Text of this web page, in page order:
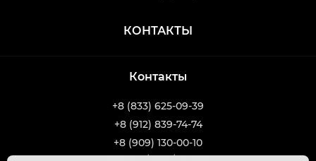
КОНТАКТЫ
Контакты
+8 (833) 625-09-39
+8 (912) 839-74-74
+8 (909) 130-00-10